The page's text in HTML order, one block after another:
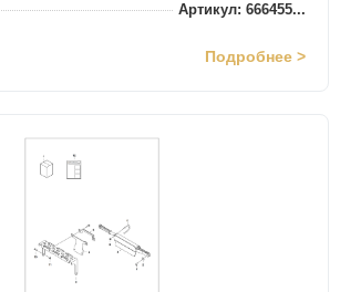
Артикул: 666455...
Подробнее >